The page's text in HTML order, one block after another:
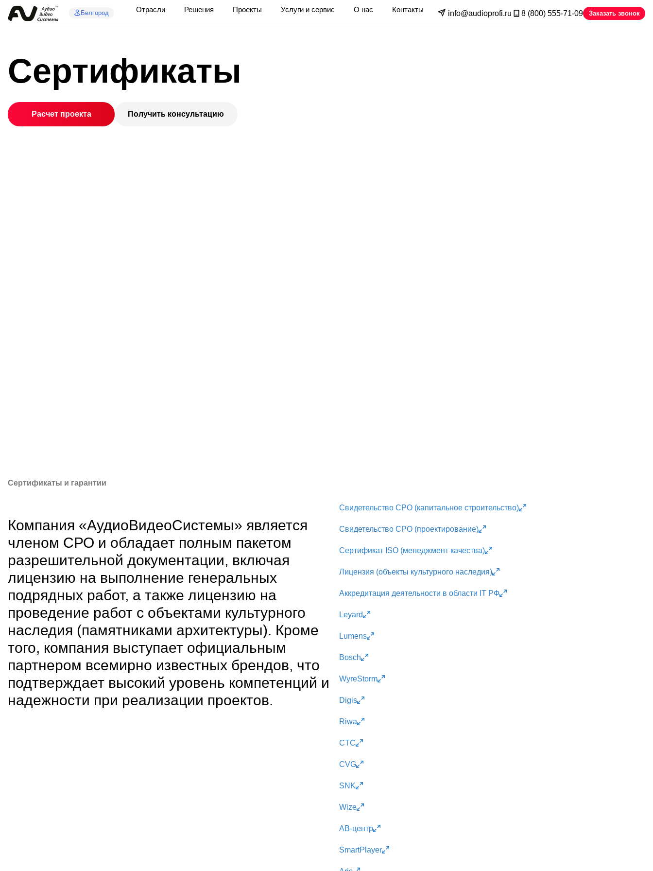
Белгород Отрасли Решения Проекты Услуги и сервис О нас Контакты info@audioprofi.ru 8 (800) 555-71-09 Заказать звонок
Сертификаты
Расчет проекта Получить консультацию
Сертификаты и гарантии
Компания «АудиоВидеоСистемы» является
членом СРО и обладает полным пакетом
разрешительной документации, включая
лицензию на выполнение генеральных
подрядных работ, а также лицензию на
проведение работ с объектами культурного
наследия (памятниками архитектуры). Кроме
того, компания выступает официальным
партнером всемирно известных брендов, что
подтверждает высокий уровень компетенций и
надежности при реализации проектов.
Свидетельство СРО (капитальное строительство)
Свидетельство СРО (проектирование)
Сертификат ISO (менеджмент качества)
Лицензия (объекты культурного наследия)
Аккредитация деятельности в области IT РФ
Leyard
Lumens
Bosch
WyreStorm
Digis
Riwa
CTC
CVG
SNK
Wize
АВ-центр
SmartPlayer